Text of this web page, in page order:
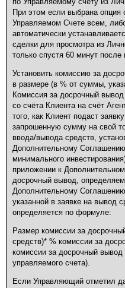
При этом если выбрана опция
Управляемом Счете всем,
автоматически
сделки для просмотра из
только спустя 60 минут после
Установить комиссию за
в размере (в % от суммы,
Комиссия за досрочный
со счёта Клиента на счёт
того, как Клиент подаст
запрошенную сумму на свой
ввода/вывода средств,
Дополнительному
минимального
приложении к
досрочный вывод,
Дополнительному
указанной в заявке на вывод
определяется по формуле:
Размер комиссии за
средств)* % комиссии за
комиссии за досрочный
управляемого счета).
Если Управляющий отметил